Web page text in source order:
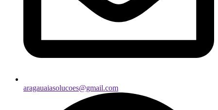
aragauaiasolucoes@gmail.com